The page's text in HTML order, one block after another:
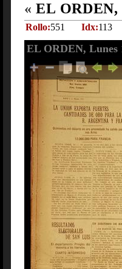
« EL ORDEN,
Rollo:551 Idx:113
EL ORDEN, Lunes